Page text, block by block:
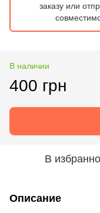
заказу или
В наличии
400 грн
В
Описание